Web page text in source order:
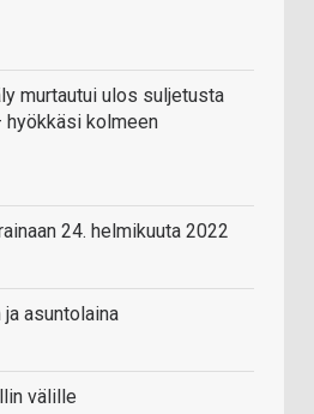
murtautui ulos suljetusta
kolmeen
24. helmikuuta 2022
asuntolaina
välille